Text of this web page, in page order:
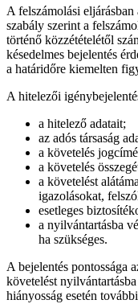
A felszámolási
szabály szerint a
történő közzétételétől
késedelmes bejelentés
a határidőre kiemelten
A hitelezői
a hitelező adatait;
az adós társaság
a követelés
a követelés
a követelést
igazolásokat,
esetleges
a nyilvántartásba
ha szükséges.
A bejelentés pontossága
követelést
hiányosság esetén